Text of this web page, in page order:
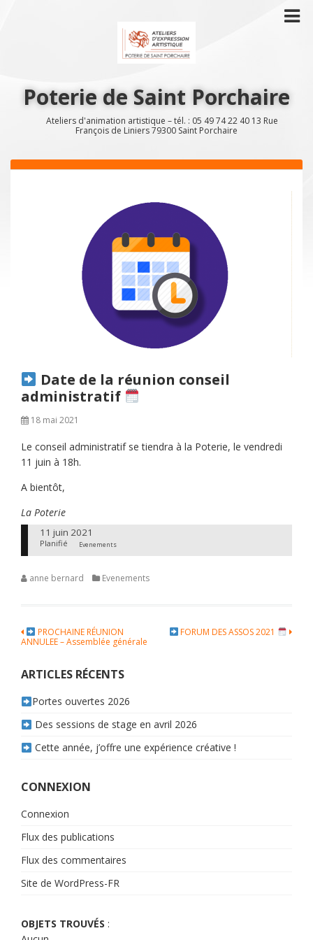
Poterie de Saint Porchaire
Ateliers d'animation artistique – tél. : 05 49 74 22 40 13 Rue
François de Liniers 79300 Saint Porchaire
Date de la réunion conseil
administratif
18 mai 2021
Le conseil administratif se tiendra à la Poterie, le vendredi
11 juin à 18h.
A bientôt,
La Poterie
11 juin 2021
Planifié Evenements
anne bernard Evenements
Navigation
l’article
PROCHAINE RÉUNION
ANNULEE – Assemblée générale
FORUM DES ASSOS 2021
ARTICLES RÉCENTS
Portes ouvertes 2026
Des sessions de stage en avril 2026
Cette année, j’offre une expérience créative !
CONNEXION
Connexion
Flux des publications
Flux des commentaires
Site de WordPress-FR
OBJETS TROUVÉS :